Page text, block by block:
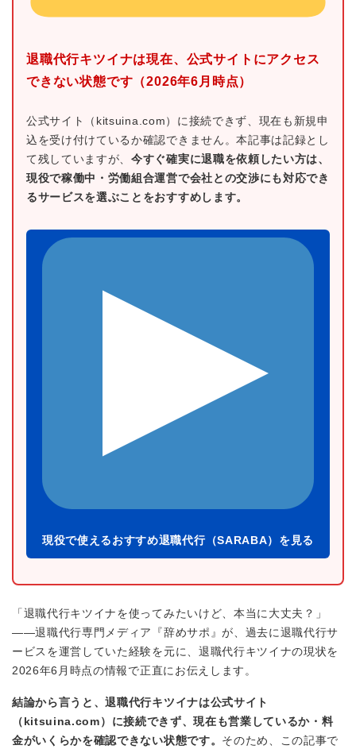
退職代行キツイナは現在、公式サイトにアクセス
できない状態です（2026年6月時点）
公式サイト（kitsuina.com）に接続できず、現在も新規申
込を受け付けているか確認できません。本記事は記録とし
て残していますが、今すぐ確実に退職を依頼したい方は、
現役で稼働中・労働組合運営で会社との交渉にも対応でき
るサービスを選ぶことをおすすめします。
現役で使えるおすすめ退職代行（SARABA）を見る
「退職代行キツイナを使ってみたいけど、本当に大丈夫？」
——退職代行専門メディア『辞めサポ』が、過去に退職代行サ
ービスを運営していた経験を元に、退職代行キツイナの現状を
2026年6月時点の情報で正直にお伝えします。
結論から言うと、退職代行キツイナは公式サイト
（kitsuina.com）に接続できず、現在も営業しているか・料
金がいくらかを確認できない状態です。 そのため、この記事で